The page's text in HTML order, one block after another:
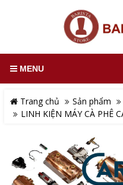
MENU
Trang chủ Sản phẩm
LINH KIỆN MÁY CÀ PHÊ